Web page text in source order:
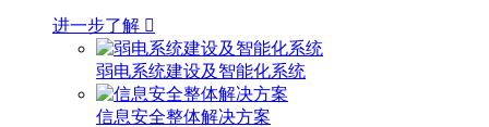
进一步了解 
弱电系统建设及智能化系统
信息安全整体解决方案